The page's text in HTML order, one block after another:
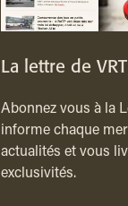
La lettre de VRT
Abonnez vous à la
informe chaque
actualités et vous
exclusivités.